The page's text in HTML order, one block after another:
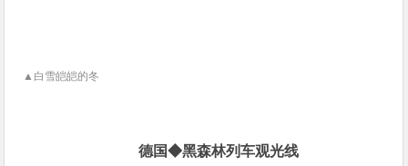
▲白雪皑皑的冬
德国◆黑森林列车观光线